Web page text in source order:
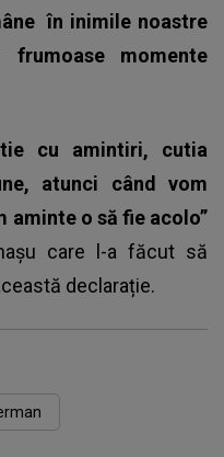
în inimile noastre
momente
cu amintiri, cutia
atunci când vom
aminte o să fie acolo”
care l-a făcut să
declarație.